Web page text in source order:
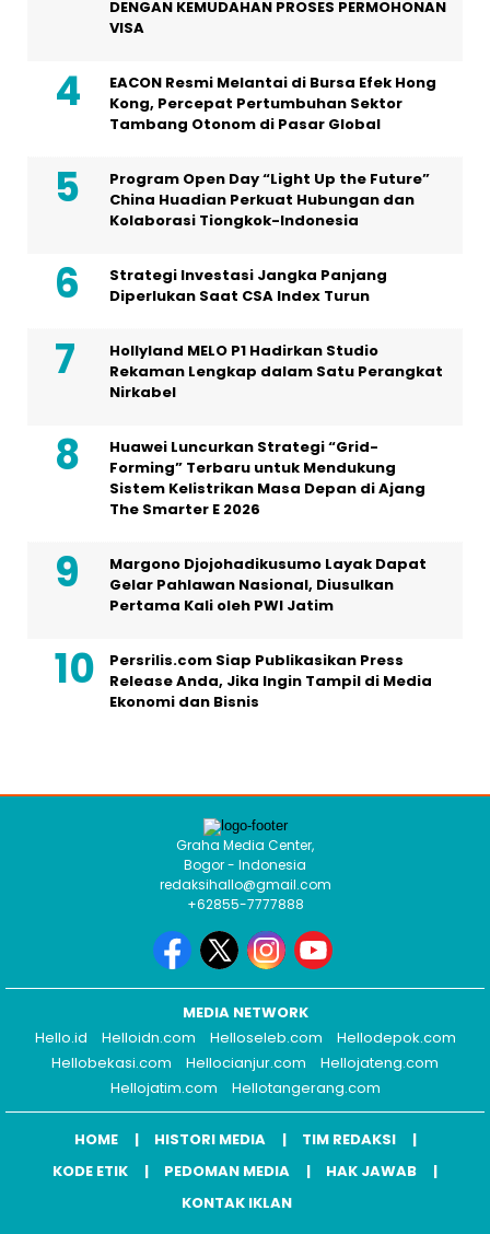
DENGAN KEMUDAHAN PROSES PERMOHONAN
VISA
EACON Resmi Melantai di Bursa Efek Hong
Kong, Percepat Pertumbuhan Sektor
Tambang Otonom di Pasar Global
Program Open Day “Light Up the Future”
China Huadian Perkuat Hubungan dan
Kolaborasi Tiongkok-Indonesia
Strategi Investasi Jangka Panjang
Diperlukan Saat CSA Index Turun
Hollyland MELO P1 Hadirkan Studio
Rekaman Lengkap dalam Satu Perangkat
Nirkabel
Huawei Luncurkan Strategi “Grid-
Forming” Terbaru untuk Mendukung
Sistem Kelistrikan Masa Depan di Ajang
The Smarter E 2026
Margono Djojohadikusumo Layak Dapat
Gelar Pahlawan Nasional, Diusulkan
Pertama Kali oleh PWI Jatim
Persrilis.com Siap Publikasikan Press
Release Anda, Jika Ingin Tampil di Media
Ekonomi dan Bisnis
Graha Media Center,
Bogor - Indonesia
redaksihallo@gmail.com
+62855-7777888
MEDIA NETWORK
Hello.id
Helloidn.com Helloseleb.com
Hellodepok.com
Hellobekasi.com
Hellocianjur.com
Hellojateng.com
Hellojatim.com
Hellotangerang.com
HOME HISTORI MEDIA
TIM REDAKSI
KODE ETIK
PEDOMAN MEDIA
HAK JAWAB
KONTAK IKLAN